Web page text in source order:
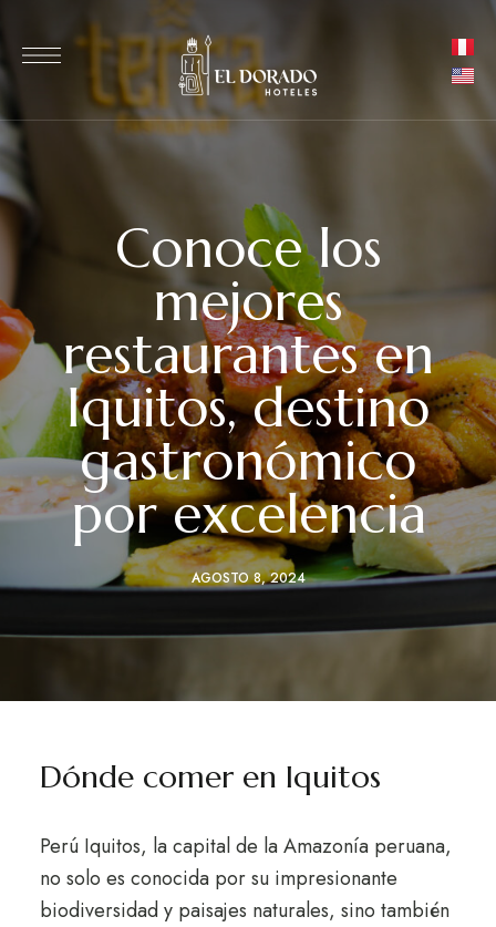
Conoce los
mejores
restaurantes en
Iquitos, destino
gastronómico
por excelencia
AGOSTO 8, 2024
Dónde comer en Iquitos
Perú Iquitos, la capital de la Amazonía peruana,
no solo es conocida por su impresionante
biodiversidad y paisajes naturales, sino también